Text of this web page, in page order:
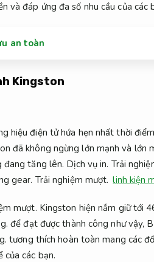
và đáp ứng đa số nhu cầu của các
an toàn
Kingston
hiệu điện tử hứa hẹn nhất thời
đã không ngừng lớn mạnh và lớn
đang tăng lên. Dịch vụ in. Trải
gear. Trải nghiệm mượt. linh kiện
mượt. Kingston hiện nắm giữ tới
để đạt được thành công như vậy,
tương thích hoàn toàn mang các
của các bạn.